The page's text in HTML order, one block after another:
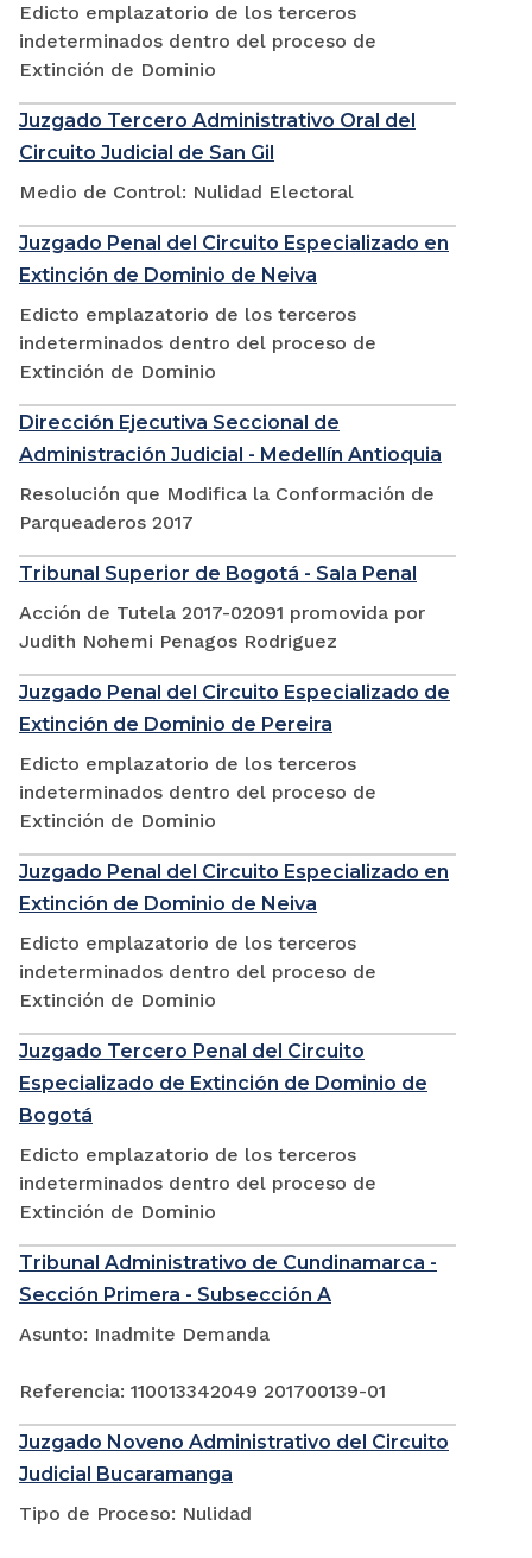
Edicto emplazatorio de los terceros
indeterminados dentro del proceso de
Extinción de Dominio
Juzgado Tercero Administrativo Oral del
Circuito Judicial de San Gil
Medio de Control: Nulidad Electoral
Juzgado Penal del Circuito Especializado en
Extinción de Dominio de Neiva
Edicto emplazatorio de los terceros
indeterminados dentro del proceso de
Extinción de Dominio
Dirección Ejecutiva Seccional de
Administración Judicial - Medellín Antioquia
Resolución que Modifica la Conformación de
Parqueaderos 2017
Tribunal Superior de Bogotá - Sala Penal
Acción de Tutela 2017-02091 promovida por
Judith Nohemi Penagos Rodriguez
Juzgado Penal del Circuito Especializado de
Extinción de Dominio de Pereira
Edicto emplazatorio de los terceros
indeterminados dentro del proceso de
Extinción de Dominio
Juzgado Penal del Circuito Especializado en
Extinción de Dominio de Neiva
Edicto emplazatorio de los terceros
indeterminados dentro del proceso de
Extinción de Dominio
Juzgado Tercero Penal del Circuito
Especializado de Extinción de Dominio de
Bogotá
Edicto emplazatorio de los terceros
indeterminados dentro del proceso de
Extinción de Dominio
Tribunal Administrativo de Cundinamarca -
Sección Primera - Subsección A
Asunto: Inadmite Demanda
Referencia: 110013342049 201700139-01
Juzgado Noveno Administrativo del Circuito
Judicial Bucaramanga
Tipo de Proceso: Nulidad